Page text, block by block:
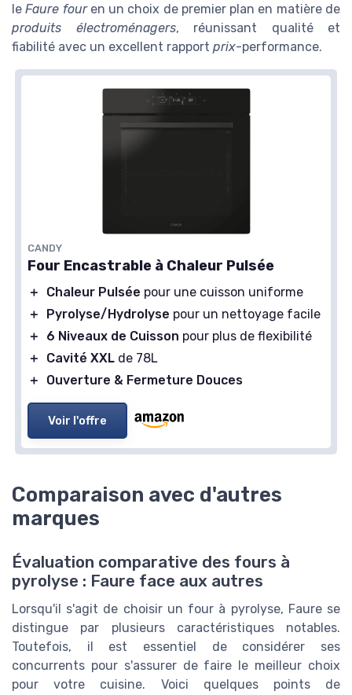
leFaure fouren un choix de premier plan en matière de
produits électroménagers, réunissant qualité et
fiabilité avec un excellent rapport prix-performance.
CANDY
Four Encastrable à Chaleur Pulsée
＋ Chaleur Pulsée pour une cuisson uniforme
＋
Pyrolyse/Hydrolyse pour un nettoyage facile
＋
6 Niveaux de Cuisson pour plus de flexibilité
＋
Cavité XXL de 78L
＋
Ouverture & Fermeture Douces
Voir l'offre
Comparaison avec d'autres
marques
Évaluation comparative des fours à
pyrolyse : Faure face aux autres
Lorsqu'il s'agit de choisir un four à pyrolyse, Faure se
distingue par plusieurs caractéristiques notables.
Toutefois, il est essentiel de considérer ses
concurrents pour s'assurer de faire le meilleur choix
pour votre cuisine. Voici quelques points de